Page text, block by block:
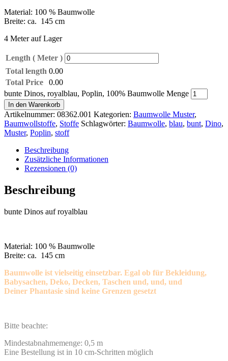
Material: 100 % Baumwolle
Breite: ca. 145 cm
4 Meter auf Lager
Length ( Meter )
Total length 0.00
Total Price
0.00
bunte Dinos, royalblau, Poplin, 100% Baumwolle Menge
In den Warenkorb
Artikelnummer: 08362.001 Kategorien: Baumwolle Muster,
Baumwollstoffe, Stoffe Schlagwörter: Baumwolle, blau, bunt, Dino,
Muster, Poplin, stoff
Beschreibung
Zusätzliche Informationen
Rezensionen (0)
Beschreibung
bunte Dinos auf royalblau
Material: 100 % Baumwolle
Breite: ca. 145 cm
Baumwolle ist vielseitig einsetzbar. Egal ob für Bekleidung,
Babysachen, Deko, Decken, Taschen und, und, und
Deiner Phantasie sind keine Grenzen gesetzt
Bitte beachte:
Mindestabnahmemenge: 0,5 m
Eine Bestellung ist in 10 cm-Schritten möglich